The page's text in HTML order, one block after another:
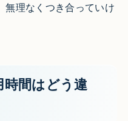
無理なくつき合っていけ
時間はどう違